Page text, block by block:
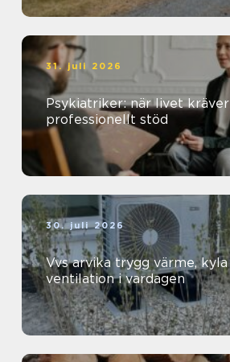
31. juli 2026
Psykiatriker: när livet kräver
professionellt stöd
30. juli 2026
Vvs arvika trygg värme, kyla och
ventilation i vardagen